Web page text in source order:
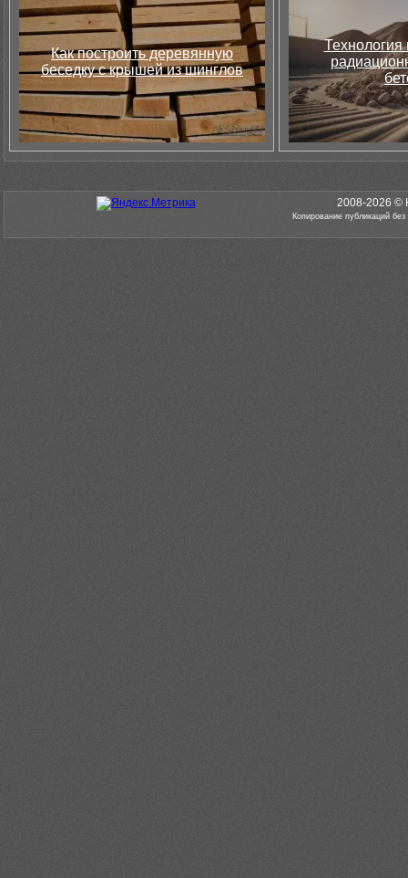
Как построить деревянную
беседку с крышей из шинглов
Технология
2008-2026 ©
Копирование публикаций